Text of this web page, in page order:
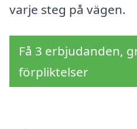
varje steg på vägen.
Få 3 erbjudanden,
förpliktelser